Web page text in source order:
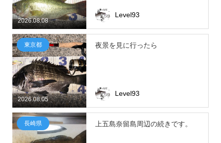
2026.08.08
Level93
2026.08.05
東京都 夜景を見に行ったら
Level93
長崎県 上五島奈留島周辺の続きです。